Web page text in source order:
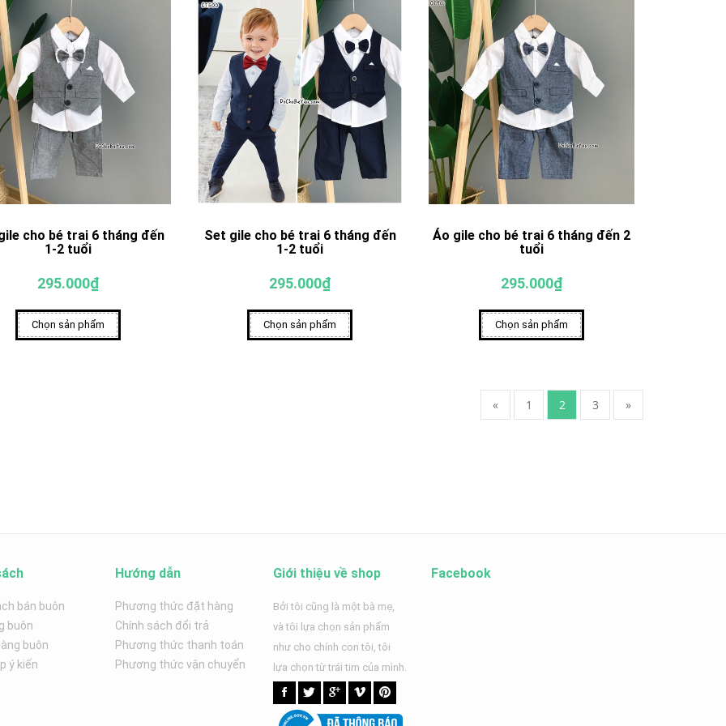
cho bé trai 6 tháng đến
1-2 tuổi
295.000₫
Chọn sản phẩm
Set gile cho bé trai 6 tháng đến
1-2 tuổi
295.000₫
Chọn sản phẩm
Áo gile cho bé trai 6 tháng đến 2
tuổi
295.000₫
Chọn sản phẩm
« 1 2 3 »
bán buôn
buôn
buôn
ý kiến
Hướng dẫn
Phương thức đặt hàng
Chính sách đổi trả
Phương thức thanh toán
Phương thức vận chuyển
Giới thiệu về shop
Bởi tôi cũng là một bà mẹ,
và tôi lựa chọn sản phẩm
như cho chính con tôi, tôi
lựa chọn từ trái tim của mình.
Facebook